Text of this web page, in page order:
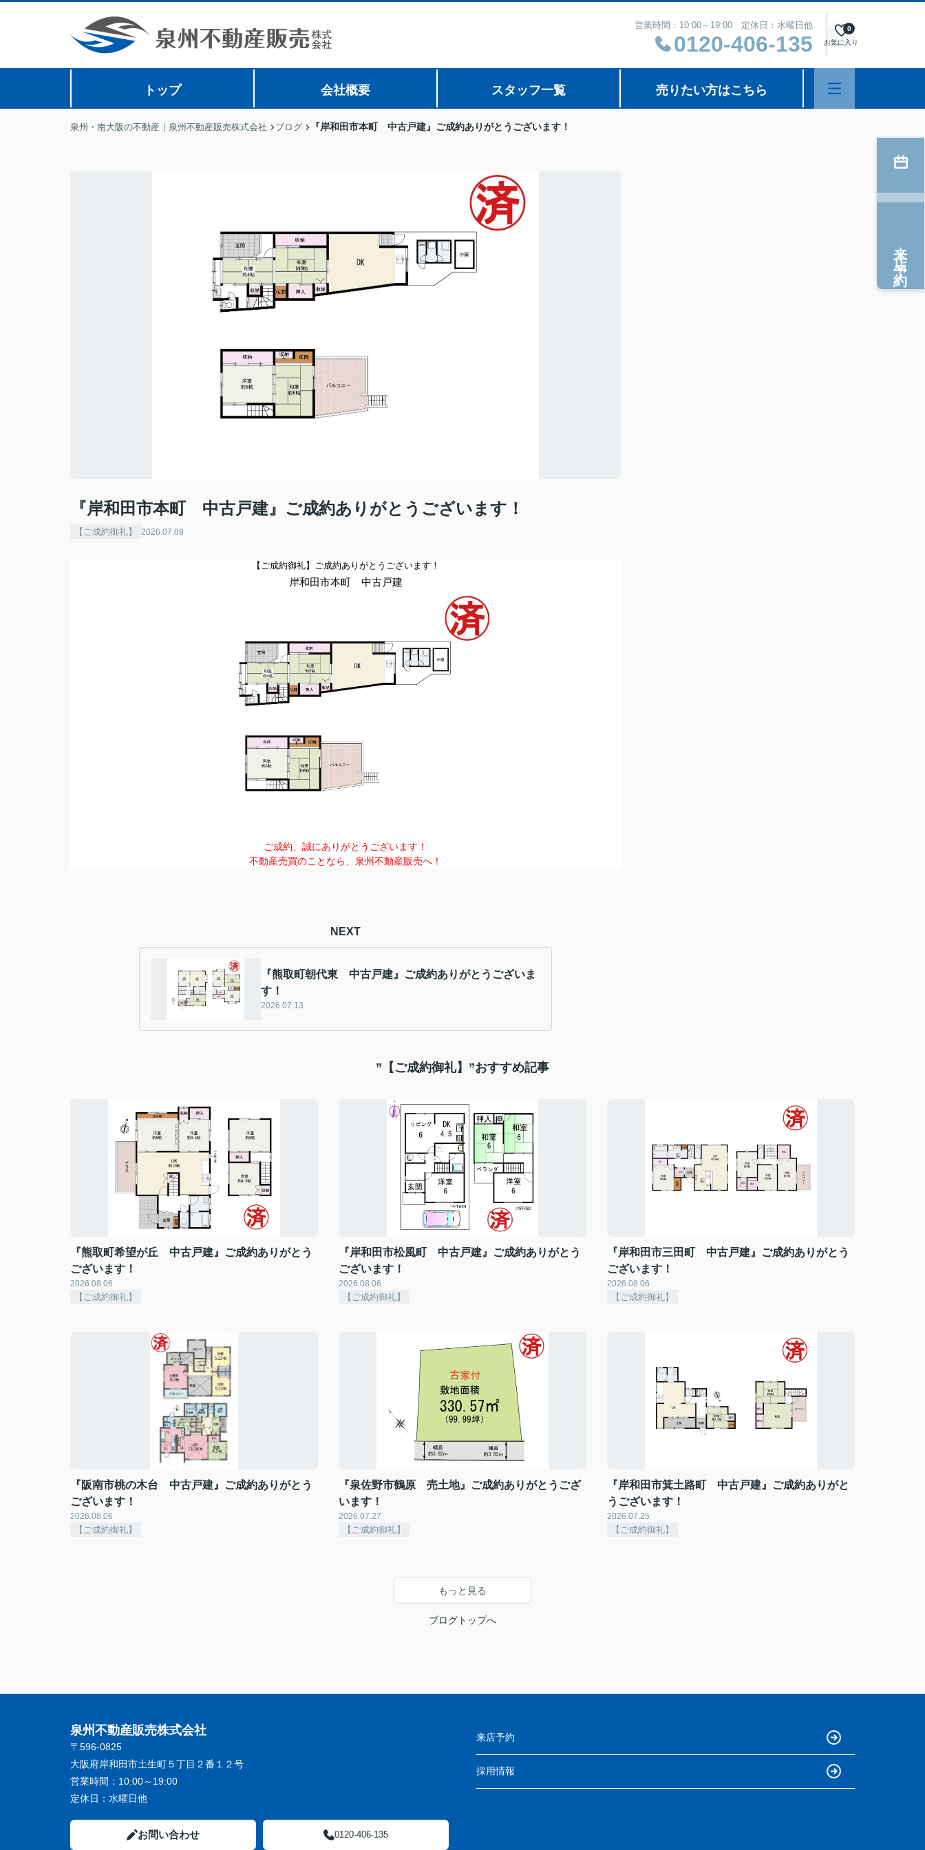
営業時間：10:00～19:00 定休日：水曜日他
0120-406-135 お気に入り
0
トップ 会社概要 スタッフ一覧 売りたい方はこちら
泉州・南大阪の不動産｜泉州不動産販売株式会社 ブログ 『岸和田市本町 中古戸建』ご成約ありがとうございます！
『岸和田市本町 中古戸建』ご成約ありがとうございます！
【ご成約御礼】 2026.07.09
【ご成約御礼】 ご成約ありがとうございます！
岸和田市本町中古戸建
ご成約、誠にありがとうございます！
不動産売買のことなら、泉州不動産販売へ！
NEXT
『熊取町朝代東 中古戸建』ご成約ありがとうございま
す！
2026.07.13
”【ご成約御礼】”おすすめ記事
『熊取町希望が丘 中古戸建』ご成約ありがとう
ございます！
2026.08.06
【ご成約御礼】
『岸和田市松風町 中古戸建』ご成約ありがとう
ございます！
2026.08.06
【ご成約御礼】
『岸和田市三田町 中古戸建』ご成約ありがとう
ございます！
2026.08.06
【ご成約御礼】
『阪南市桃の木台 中古戸建』ご成約ありがとう
ございます！
2026.08.06
【ご成約御礼】
『泉佐野市鶴原 売土地』ご成約ありがとうござ
います！
2026.07.27
【ご成約御礼】
『岸和田市箕土路町 中古戸建』ご成約ありがと
うございます！
2026.07.25
【ご成約御礼】
もっと見る
ブログトップへ
来店予約
泉州不動産販売株式会社
〒596-0825
大阪府岸和田市土生町５丁目２番１２号
営業時間： 10:00～19:00
定休日： 水曜日他
お問い合わせ 0120-406-135
来店予約
採用情報